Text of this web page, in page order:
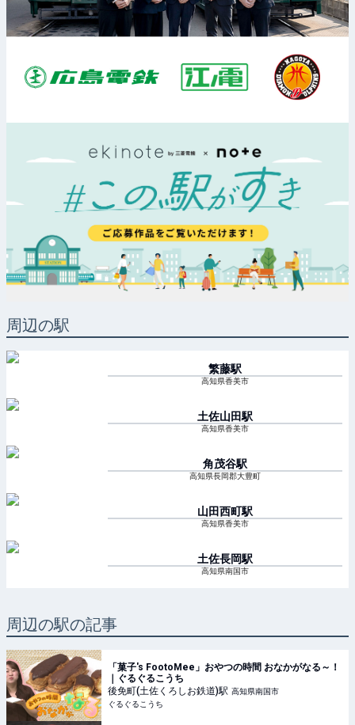
周辺の駅
繁藤駅
高知県香美市
土佐山田駅
高知県香美市
角茂谷駅
高知県長岡郡大豊町
山田西町駅
高知県香美市
土佐長岡駅
高知県南国市
周辺の駅の記事
「菓子's FootoMee」おやつの時間 おなかがなる～！
｜ぐるぐるこうち
後免町(土佐くろしお鉄道)駅 高知県南国市
ぐるぐるこうち